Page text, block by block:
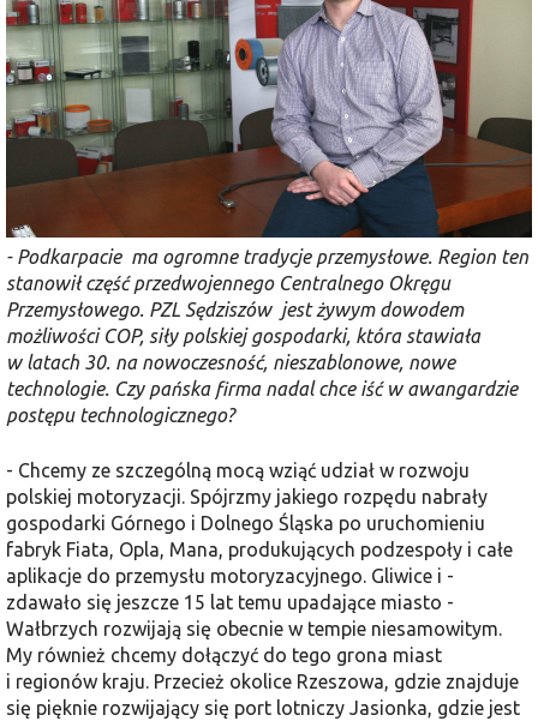
- Podkarpacie ma ogromne tradycje przemysłowe. Region ten
stanowił część przedwojennego Centralnego Okręgu
Przemysłowego. PZL Sędziszów jest żywym dowodem
możliwości COP, siły polskiej gospodarki, która stawiała
w latach 30. na nowoczesność, nieszablonowe, nowe
technologie. Czy pańska firma nadal chce iść w awangardzie
postępu technologicznego?
- Chcemy ze szczególną mocą wziąć udział w rozwoju
polskiej motoryzacji. Spójrzmy jakiego rozpędu nabrały
gospodarki Górnego i Dolnego Śląska po uruchomieniu
fabryk Fiata, Opla, Mana, produkujących podzespoły i całe
aplikacje do przemysłu motoryzacyjnego. Gliwice i -
zdawało się jeszcze 15 lat temu upadające miasto -
Wałbrzych rozwijają się obecnie w tempie niesamowitym.
My również chcemy dołączyć do tego grona miast
i regionów kraju. Przecież okolice Rzeszowa, gdzie znajduje
się pięknie rozwijający się port lotniczy Jasionka, gdzie jest